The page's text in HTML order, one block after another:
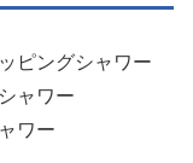
ピングシャワー
ャワー
ワー